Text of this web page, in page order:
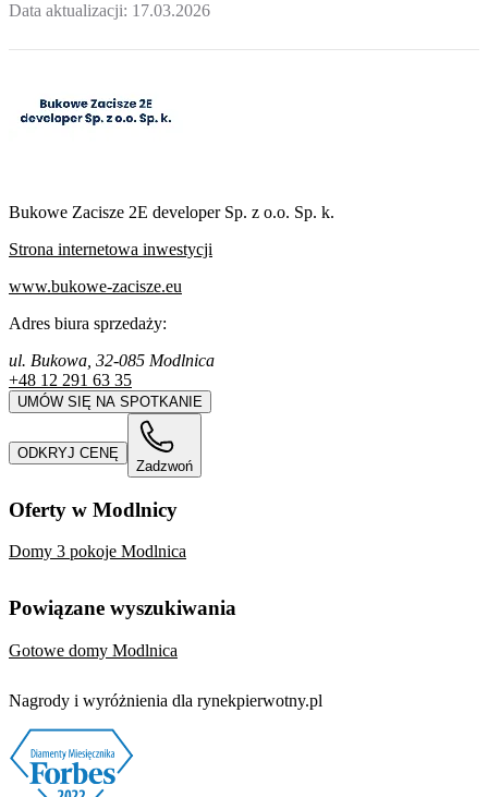
Data aktualizacji: 17.03.2026
Bukowe Zacisze 2E developer Sp. z o.o. Sp. k.
Strona internetowa inwestycji
www.bukowe-zacisze.eu
Adres biura sprzedaży:
ul. Bukowa, 32-085 Modlnica
+48 12 291 63 35
UMÓW SIĘ NA SPOTKANIE
ODKRYJ CENĘ
Zadzwoń
Oferty w Modlnicy
Domy 3 pokoje Modlnica
Powiązane wyszukiwania
Gotowe domy Modlnica
Nagrody i wyróżnienia dla rynekpierwotny.pl